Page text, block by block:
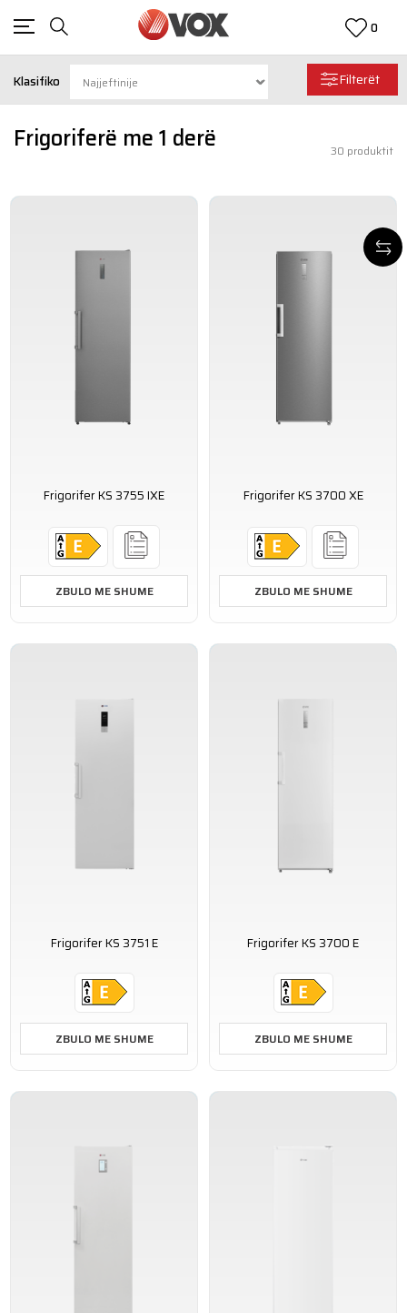
0
Frigoriferë me 1 derë
Klasifiko Filterët
30 produktit
Frigorifer KS 3755 IXE
ZBULO ME SHUME
Frigorifer KS 3700 XE
ZBULO ME SHUME
Frigorifer KS 3751 E
ZBULO ME SHUME
Frigorifer KS 3700 E
ZBULO ME SHUME